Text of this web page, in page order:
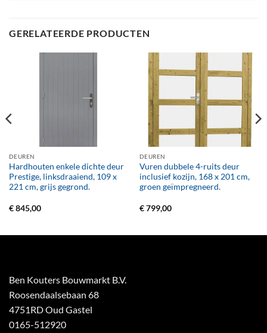
GERELATEERDE PRODUCTEN
DEUREN
Hardhouten enkele dichte deur
Prestige, linksdraaiend, 109 x
221 cm, grijs gegrond.
€845,00
DEUREN
Vuren dubbele 4-ruits deur
inclusief kozijn, 168 x 201 cm,
groen geïmpregneerd.
€799,00
Ben Kouters Bouwmarkt B.V.
Roosendaalsebaan 68
4751RD Oud Gastel
0165-512920